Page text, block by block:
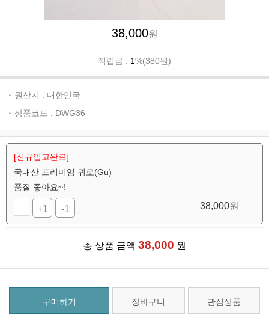
38,000원
적립금 : 1%(380원)
원산지 : 대한민국
상품코드 : DWG36
[신규입고완료]
국내산 프리미엄 귀로(Gu)
품질 좋아요~!
+1 -1 38,000원
총 상품 금액 38,000 원
구매하기 장바구니 관심상품